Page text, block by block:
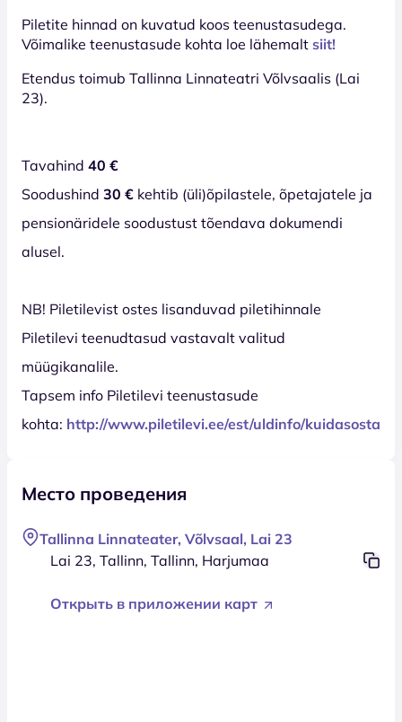
Piletite hinnad on kuvatud koos teenustasudega.
Võimalike teenustasude kohta loe lähemalt siit!
Etendus toimub Tallinna Linnateatri Võlvsaalis (Lai
23).
Tavahind 40 €
Soodushind 30 € kehtib (üli)õpilastele, õpetajatele ja
pensionäridele soodustust tõendava dokumendi
alusel.
NB! Piletilevist ostes lisanduvad piletihinnale
Piletilevi teenudtasud vastavalt valitud
müügikanalile.
Tapsem info Piletilevi teenustasude
kohta: http://www.piletilevi.ee/est/uldinfo/kuidasosta/
Место проведения
Tallinna Linnateater, Võlvsaal, Lai 23
Lai 23, Tallinn, Tallinn, Harjumaa
Открыть в приложении карт